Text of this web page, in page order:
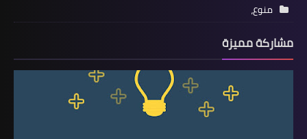
منوع،
مشاركة مميزة